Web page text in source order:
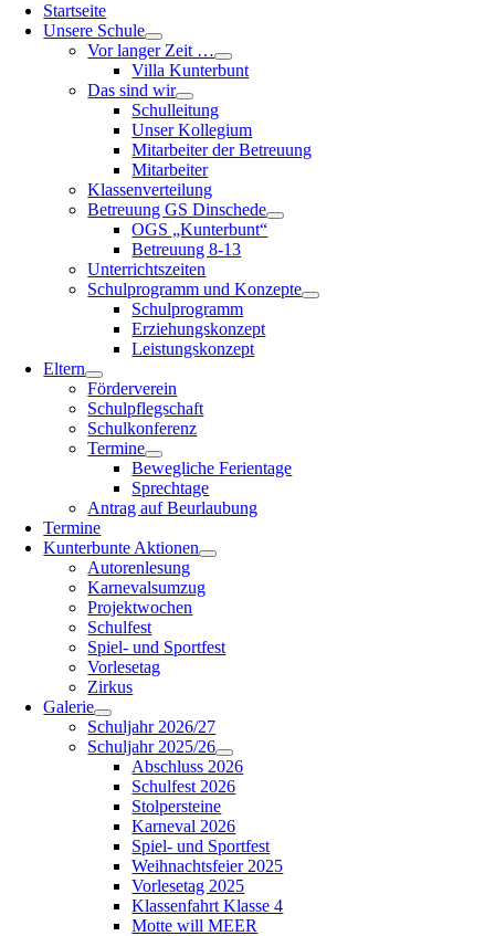
Startseite
Unsere Schule
Vor langer Zeit …
Villa Kunterbunt
Das sind wir
Schulleitung
Unser Kollegium
Mitarbeiter der Betreuung
Mitarbeiter
Klassenverteilung
Betreuung GS Dinschede
OGS „Kunterbunt“
Betreuung 8-13
Unterrichtszeiten
Schulprogramm und Konzepte
Schulprogramm
Erziehungskonzept
Leistungskonzept
Eltern
Förderverein
Schulpflegschaft
Schulkonferenz
Termine
Bewegliche Ferientage
Sprechtage
Antrag auf Beurlaubung
Termine
Kunterbunte Aktionen
Autorenlesung
Karnevalsumzug
Projektwochen
Schulfest
Spiel- und Sportfest
Vorlesetag
Zirkus
Galerie
Schuljahr 2026/27
Schuljahr 2025/26
Abschluss 2026
Schulfest 2026
Stolpersteine
Karneval 2026
Spiel- und Sportfest
Weihnachtsfeier 2025
Vorlesetag 2025
Klassenfahrt Klasse 4
Motte will MEER